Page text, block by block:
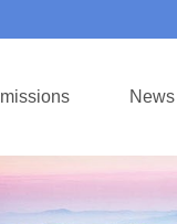
News